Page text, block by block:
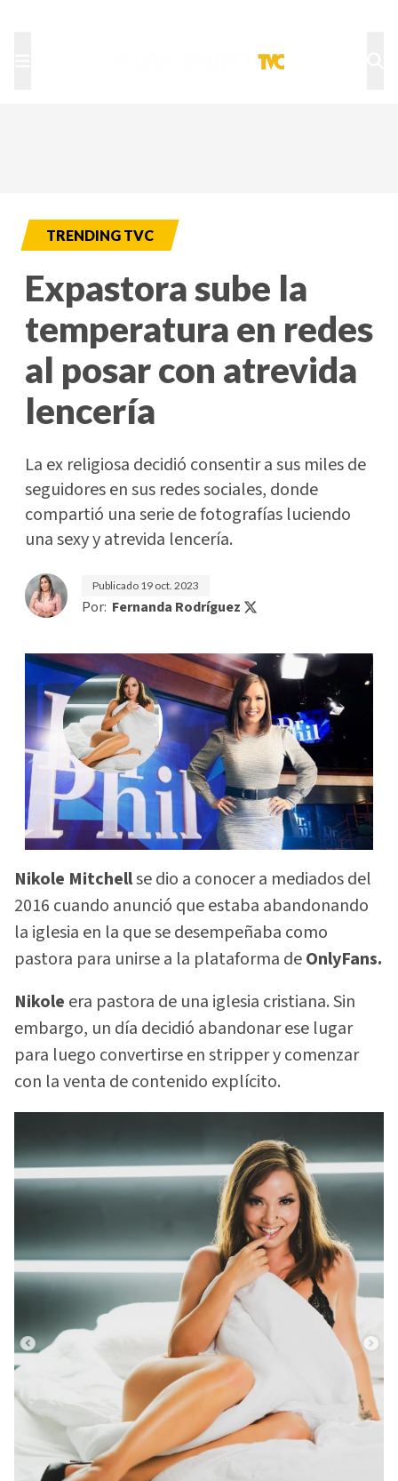
TRENDING TVC
Expastora sube la
temperatura en redes
al posar con atrevida
lencería
La ex religiosa decidió consentir a sus miles de
seguidores en sus redes sociales, donde
compartió una serie de fotografías luciendo
una sexy y atrevida lencería.
Publicado 19 oct. 2023
Por: Fernanda Rodríguez
Nikole Mitchellse dio a conocer a mediados del
2016 cuando anunció que estaba abandonando
la iglesia en la que se desempeñaba como
pastora para unirse a la plataforma deOnlyFans.
Nikole era pastora de una iglesia cristiana. Sin
embargo, un día decidió abandonar ese lugar
para luego convertirse en stripper y comenzar
con la venta de contenido explícito.